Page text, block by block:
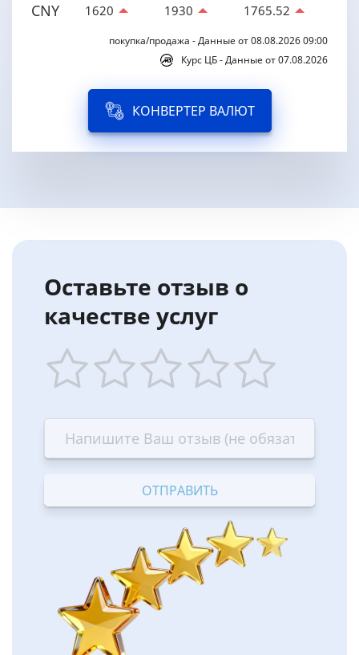
CNY 1620 1930 1765.52
покупка/продажа - Данные от 08.08.2026 09:00
Курс ЦБ - Данные от 07.08.2026
КОНВЕРТЕР ВАЛЮТ
Оставьте отзыв о
качестве услуг
star
Terrible
stars
—
Bad
stars
—
OK
stars
—
Good
stars
—
Excellent